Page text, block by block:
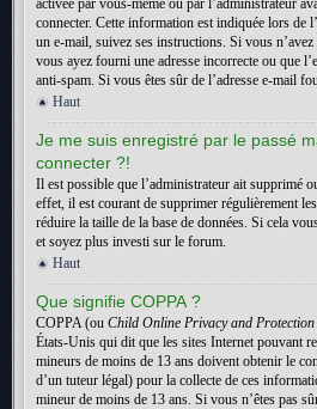
activée par vous-même ou par l’administrateur
connecter. Cette information est indiquée lors de
un e-mail, suivez ses instructions. Si vous
vous ayez fourni une adresse incorrecte ou que
anti-spam. Si vous êtes sûr de l’adresse e-mail
Haut
Je me suis enregistré par le passé
connecter ?!
Il est possible que l’administrateur ait supprimé
effet, il est courant de supprimer régulièrement
réduire la taille de la base de données. Si cela
et soyez plus investi sur le forum.
Haut
Que signifie COPPA ?
COPPA (ou Child Online Privacy and Protection
États-Unis qui dit que les sites Internet pouvant
mineurs de moins de 13 ans doivent obtenir le
d’un tuteur légal) pour la collecte de ces
mineur de moins de 13 ans. Si vous n’êtes pas